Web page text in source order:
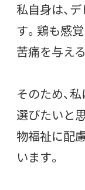
私自身は、
す。鶏も感
苦痛を与え
そのため、
選びたいと
物福祉に配
います。